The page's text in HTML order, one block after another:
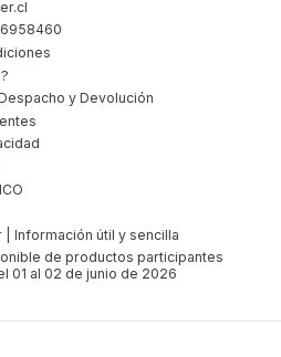
y Devolución
Información útil y sencilla
de productos participantes
01 al 02 de junio de 2026